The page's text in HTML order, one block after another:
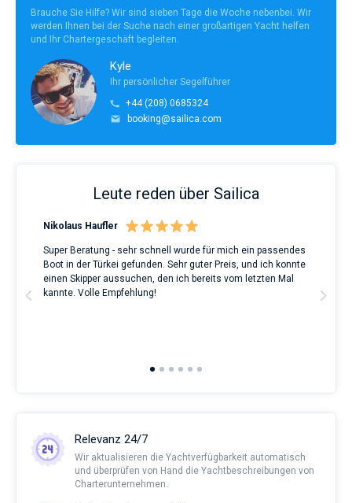
Brauche Sie Hilfe? Wir sind sieben Tage die Woche nebenbei. Wir
werden Ihnen bei der Suche nach einer großartigen Yacht helfen
und Ihr Chartergeschäft begleiten.
Kyle
Ihr persönlicher Segelführer
+44 (208) 0685324
booking@sailica.com
Leute reden über Sailica
Nikolaus Haufler
Super Beratung - sehr schnell wurde für mich ein passendes
Boot in der Türkei gefunden. Sehr guter Preis, und ich konnte
einen Skipper aussuchen, den ich bereits vom letzten Mal
kannte. Volle Empfehlung!
Relevanz 24/7
Wir aktualisieren die Yachtverfügbarkeit automatisch
und überprüfen von Hand die Yachtbeschreibungen von
Charterunternehmen.